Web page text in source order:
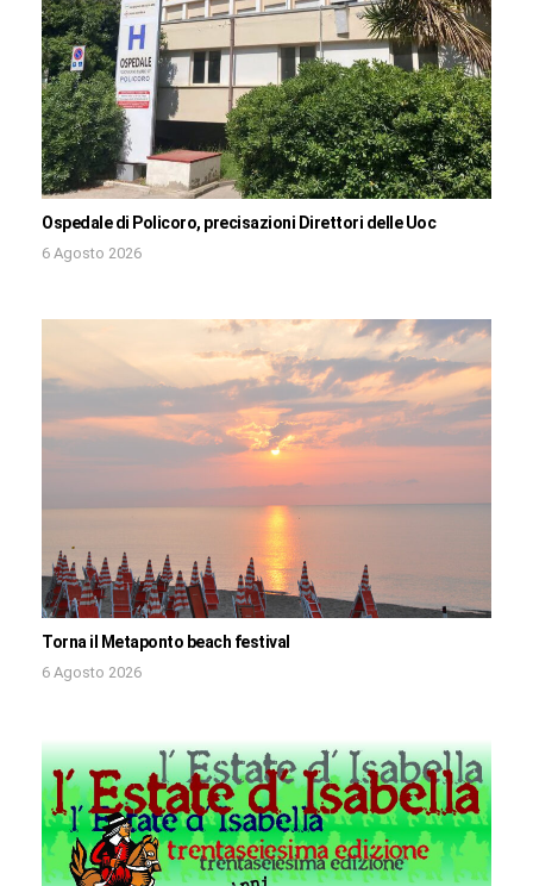
Ospedale di Policoro, precisazioni Direttori delle Uoc
6 Agosto 2026
Torna il Metaponto beach festival
6 Agosto 2026